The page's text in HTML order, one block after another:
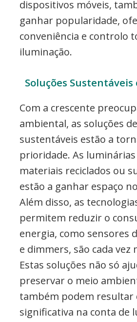
dispositivos móveis,
ganhar popularidade,
conveniência e controlo
iluminação.
Soluções Sustentáveis
Com a crescente
ambiental, as soluções
sustentáveis estão a
prioridade. As
materiais reciclados ou
estão a ganhar espaço
Além disso, as
permitem reduzir o
energia, como sensores
e dimmers, são cada vez
Estas soluções não só
preservar o meio
também podem resultar
significativa na conta de